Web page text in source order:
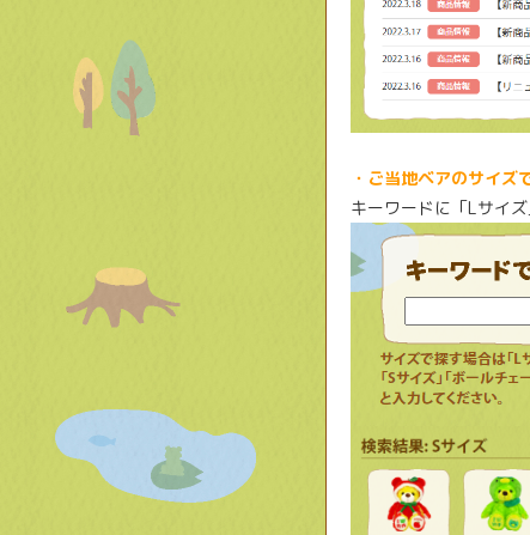
・ご当地ベアのサイズ
キーワードに「Lサイ